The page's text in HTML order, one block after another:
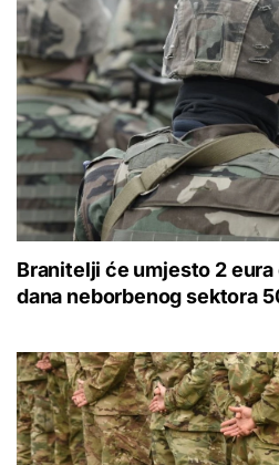
Branitelji će umjesto 2
dana neborbenog sektora